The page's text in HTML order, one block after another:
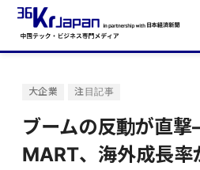
大企業 注目記事
ブームの反動が直
MART、海外成長